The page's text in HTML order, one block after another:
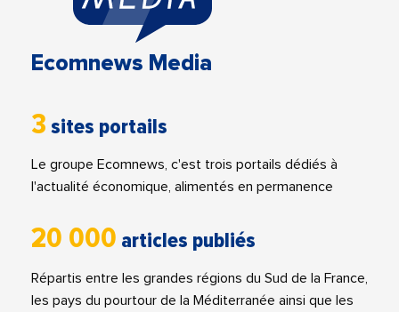
Ecomnews Media
3 sites portails
Le groupe Ecomnews, c'est trois portails dédiés à
l'actualité économique, alimentés en permanence
20 000 articles publiés
Répartis entre les grandes régions du Sud de la France,
les pays du pourtour de la Méditerranée ainsi que les